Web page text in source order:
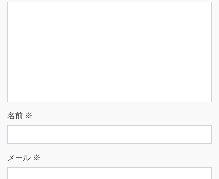
名前 ※
メール ※